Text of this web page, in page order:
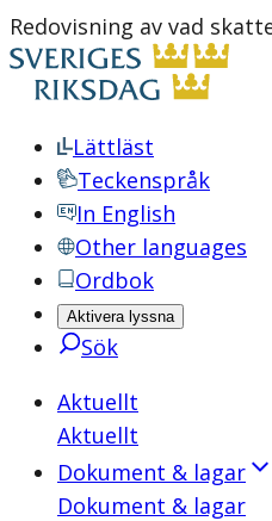
Redovisning av vad
Lättläst
Teckenspråk
In English
Other languages
Ordbok
Aktivera lyssna
Sök
Aktuellt
Aktuellt
Dokument & lagar
Dokument & lagar